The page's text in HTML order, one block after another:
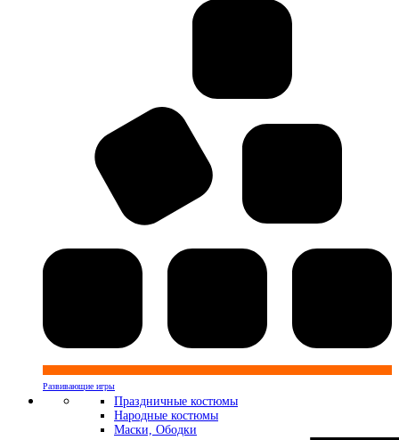
Развивающие игры
Праздничные костюмы
Народные костюмы
Маски, Ободки